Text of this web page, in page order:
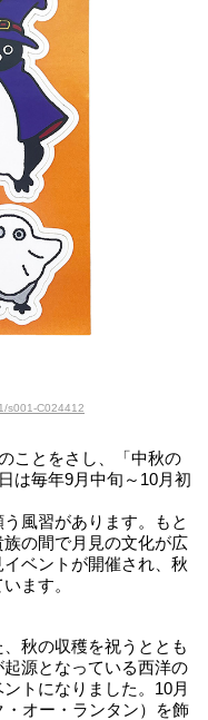
s001-C024412
ことをさし、「中秋の
は毎年9月中旬～10月初
風習があります。もと
の間で月見の文化が広
ベントが開催され、秋
ます。
秋の収穫を祝うととも
源となっている西洋の
トになりました。10月
オー・ランタン）を飾